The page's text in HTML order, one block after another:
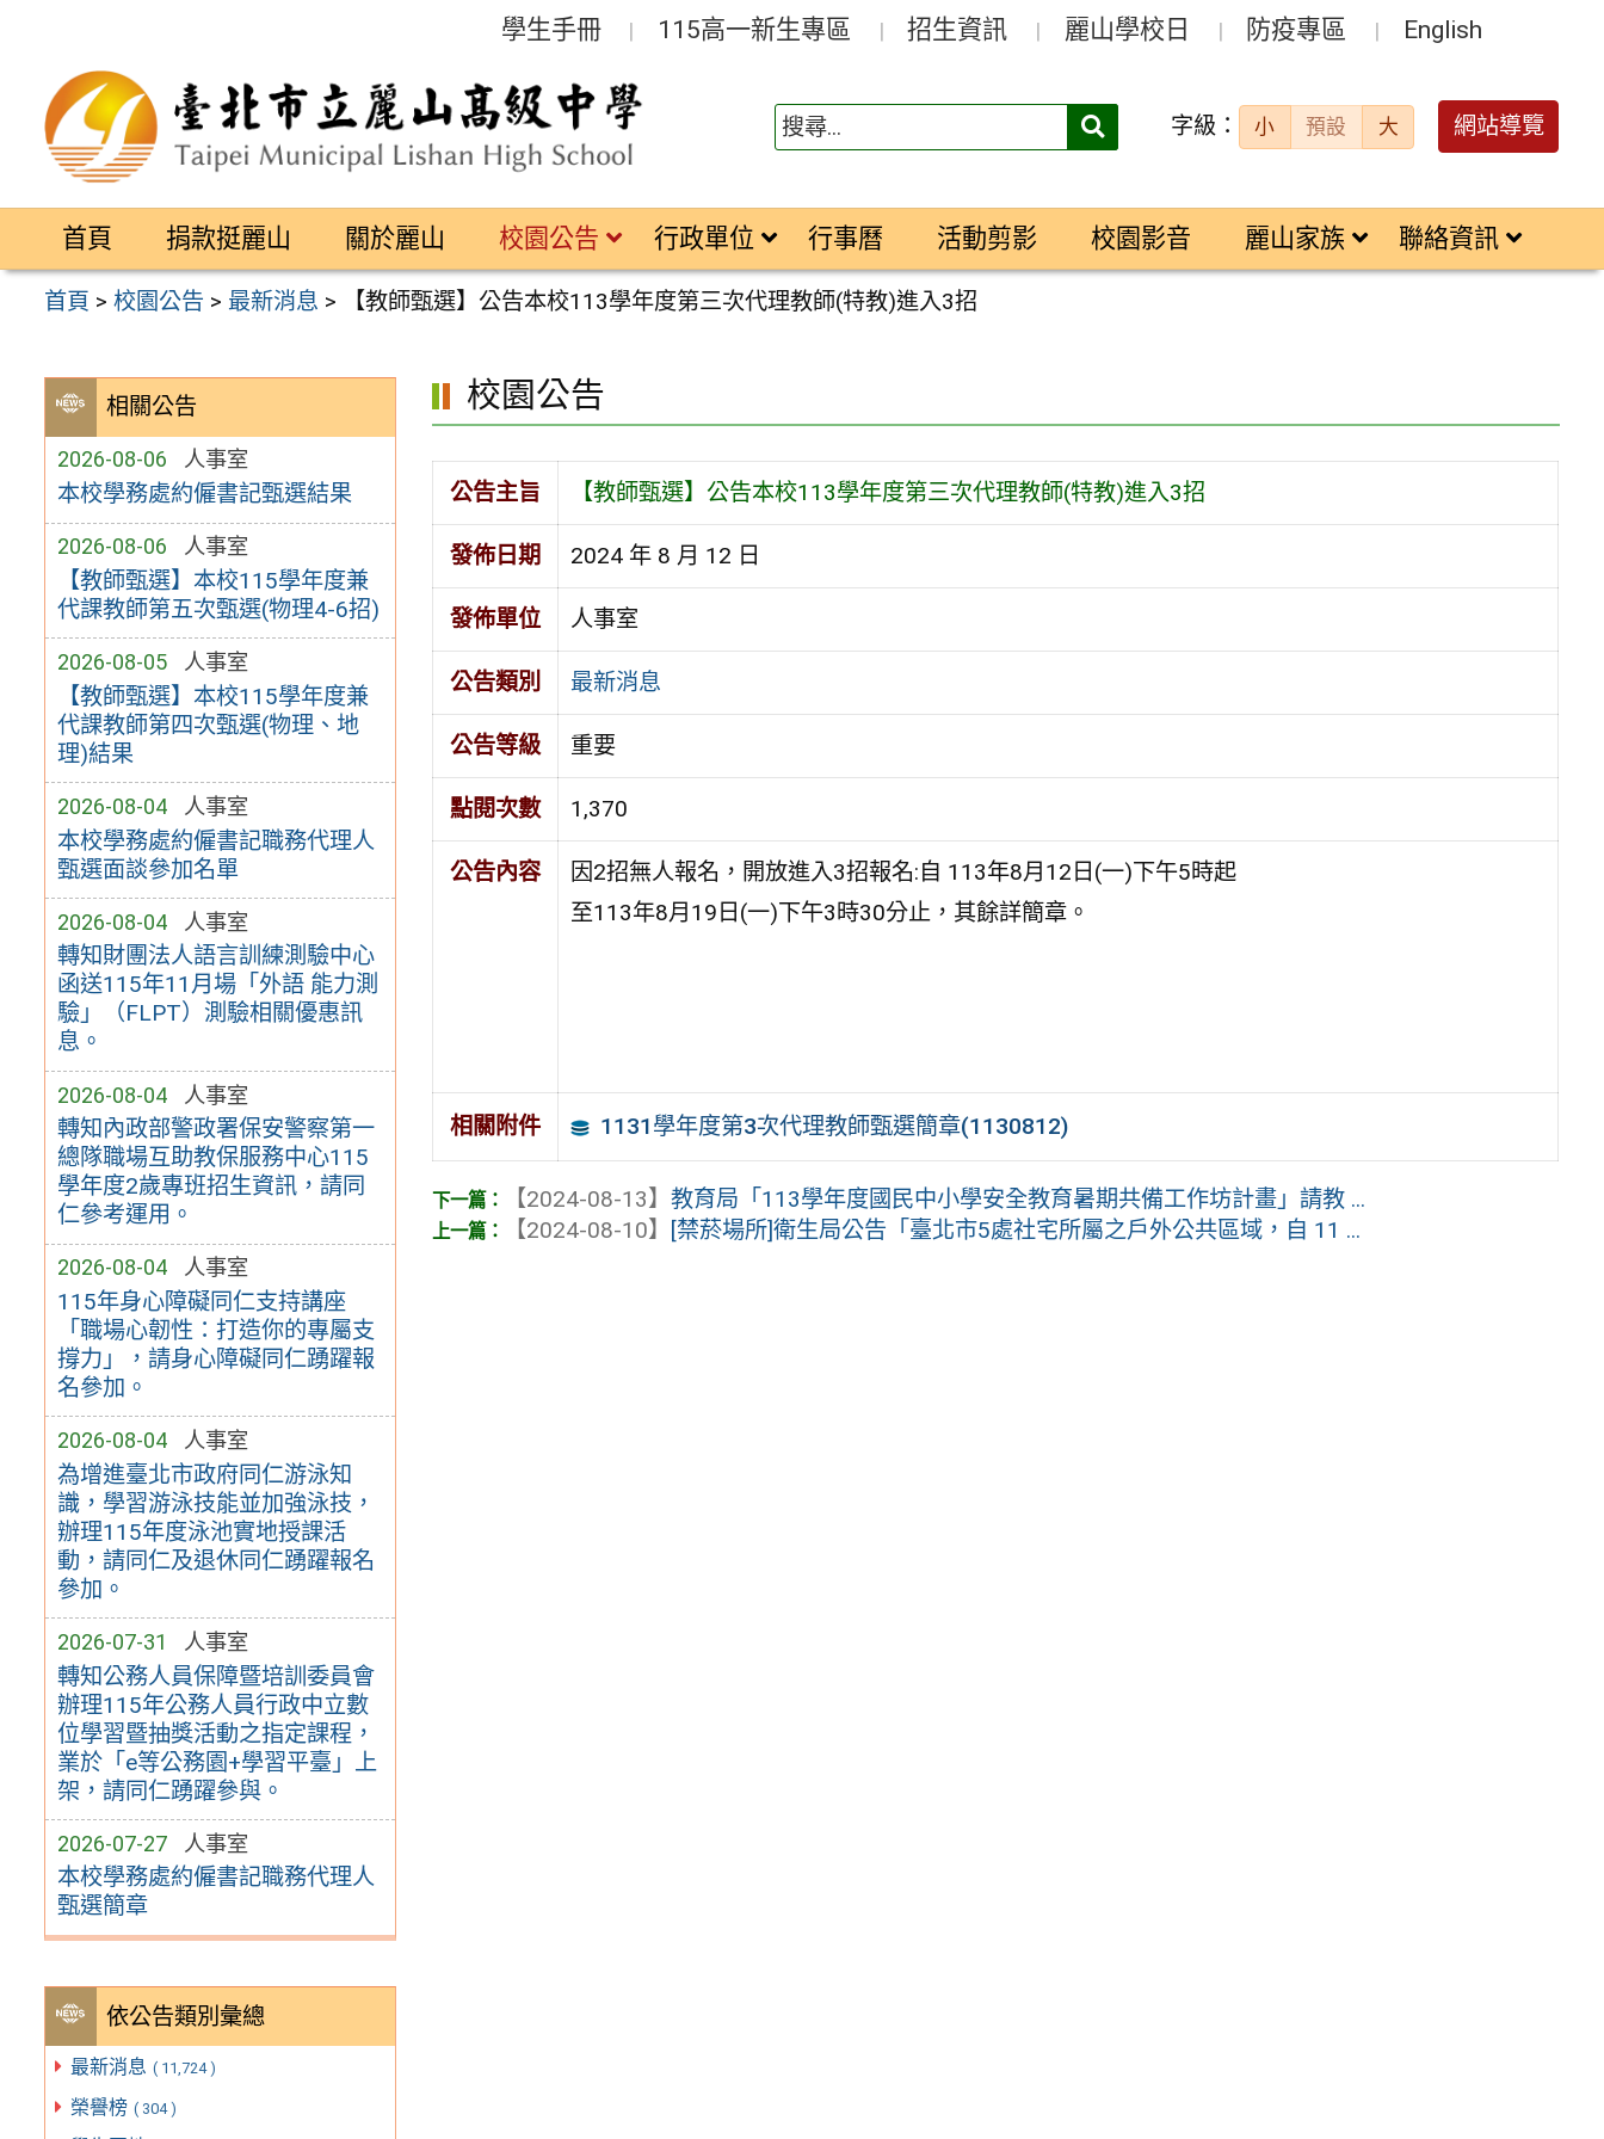
區
學生手冊 115高一新生專區 招生資訊 麗山學校日 防疫專區 English
搜
字級： 小 預設 大 網站導覽
首頁 捐款挺麗山 關於麗山 校園公告 行政單位 行事曆 活動剪影 校園影音 麗山家族 聯絡資訊
首頁 >校園公告 > 最新消息 > 【教師甄選】公告本校113學年度第三次代理教師(特教)進入3招
相關公告
2026-08-06 人事室
本校學務處約僱書記甄選結果
2026-08-06 人事室
【教師甄選】本校115學年度兼
代課教師第五次甄選(物理4-6招)
2026-08-05 人事室
【教師甄選】本校115學年度兼
代課教師第四次甄選(物理、地
理)結果
2026-08-04 人事室
本校學務處約僱書記職務代理人
甄選面談參加名單
2026-08-04 人事室
轉知財團法人語言訓練測驗中心
函送115年11月場「外語 能力測
驗」（FLPT）測驗相關優惠訊
息。
2026-08-04 人事室
轉知內政部警政署保安警察第一
總隊職場互助教保服務中心115
學年度2歲專班招生資訊，請同
仁參考運用。
2026-08-04 人事室
115年身心障礙同仁支持講座
「職場心韌性：打造你的專屬支
撐力」，請身心障礙同仁踴躍報
名參加。
2026-08-04 人事室
為增進臺北市政府同仁游泳知
識，學習游泳技能並加強泳技，
辦理115年度泳池實地授課活
動，請同仁及退休同仁踴躍報名
參加。
2026-07-31 人事室
轉知公務人員保障暨培訓委員會
辦理115年公務人員行政中立數
位學習暨抽獎活動之指定課程，
業於「e等公務園+學習平臺」上
架，請同仁踴躍參與。
2026-07-27 人事室
本校學務處約僱書記職務代理人
甄選簡章
依公告類別彙總
最新消息 ( 11,724 )
榮譽榜 ( 304 )
校園公告
公告主旨 【教師甄選】公告本校113學年度第三次代理教師(特教)進入3招
發佈日期 2024 年 8 月 12 日
發佈單位 人事室
公告類別 最新消息
公告等級 重要
點閱次數 1,370
公告內容
因2招無⼈報名，開放進入3招報名:⾃ 113年8⽉12⽇(⼀)下午5時起
⾄113年8⽉19⽇(⼀)下午3時30分⽌，其餘詳簡章。
相關附件 1131學年度第3次代理教師甄選簡章(1130812)
【2024-08-13】教育局「113學年度國民中小學安全教育暑期共備工作坊計畫」請教 ...
【2024-08-10】 [禁菸場所]衛生局公告「臺北市5處社宅所屬之戶外公共區域，自 11 ...